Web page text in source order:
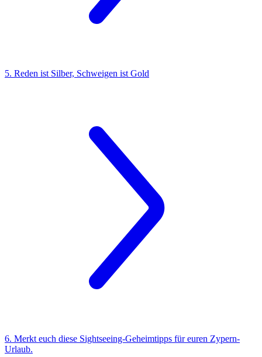
5. Reden ist Silber, Schweigen ist Gold
6. Merkt euch diese Sightseeing-Geheimtipps für euren Zypern-
Urlaub.